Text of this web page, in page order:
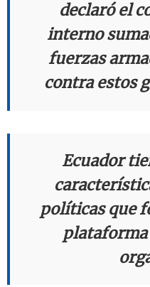
declaró el
interno
fuerzas
contra estos
Ecuador
políticas que